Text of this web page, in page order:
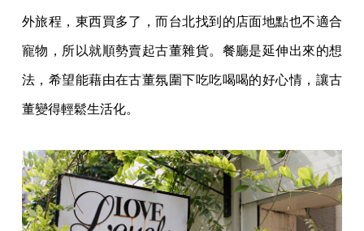
外旅程，東西買多了，而台北找到的店面地點也不適合
寵物，所以就順勢賣起古董雜貨。餐廳是延伸出來的想
法，希望能藉由在古董氛圍下吃吃喝喝的好心情，讓古
董變得輕鬆生活化。